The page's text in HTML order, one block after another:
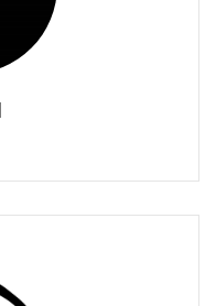
coverage Droni Star